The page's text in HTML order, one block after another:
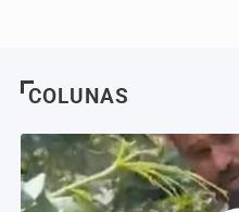
COLUNAS